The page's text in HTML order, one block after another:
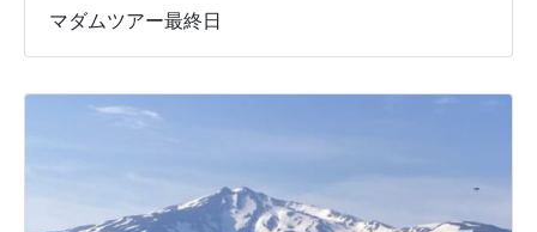
マダムツアー最終日